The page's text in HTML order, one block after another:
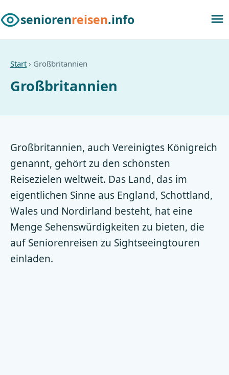
seniorenreisen.info
Start › Großbritannien
Großbritannien
Großbritannien, auch Vereinigtes Königreich
genannt, gehört zu den schönsten
Reisezielen weltweit. Das Land, das im
eigentlichen Sinne aus England, Schottland,
Wales und Nordirland besteht, hat eine
Menge Sehenswürdigkeiten zu bieten, die
auf Seniorenreisen zu Sightseeingtouren
einladen.